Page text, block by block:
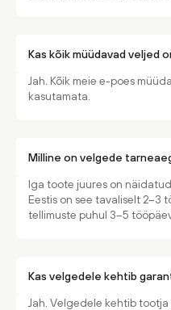
Kas kõik müüdavad veljed
Jah. Kõik meie e-poes
kasutamata.
Milline on velgede
Iga toote juures on
Eestis on see tavaliselt 2–3
tellimuste puhul 3–5
Kas velgedele kehtib
Jah. Velgedele kehtib